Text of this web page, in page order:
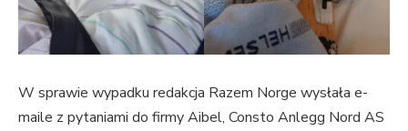
W sprawie wypadku redakcja Razem Norge wysłała e-
maile z pytaniami do firmy Aibel, Consto Anlegg Nord AS